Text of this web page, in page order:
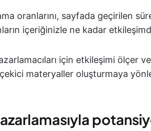
oranlarını, sayfada geçirilen
içeriğinizle ne kadar
için etkileşimi ölçer
materyaller oluşturmaya